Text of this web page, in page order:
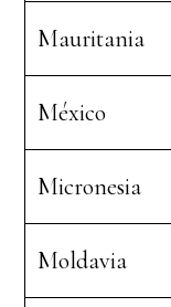
Mauritania
México
Micronesia
Moldavia